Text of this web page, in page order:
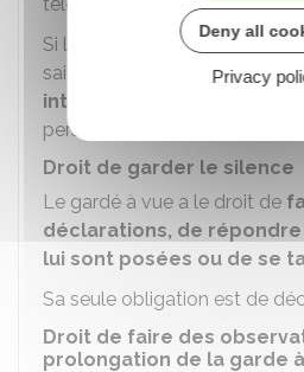
Si la personne est atteinte
sait ni lire, ni écrire, elle doit
interprète en langue des
personne qualifiée.
Droit de garder le silence
Le gardé à vue a le droit de
déclarations, de
lui sont posées ou de se
Sa seule obligation est de
Droit de faire des
prolongation de la garde
Deny all
Privacy